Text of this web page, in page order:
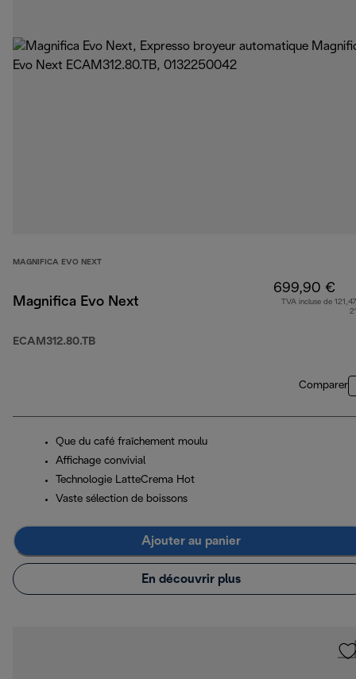
MAGNIFICA EVO NEXT
Magnifica Evo Next
ECAM312.80.TB
699,90 €
TVA incluse de
Comparer
Que du café fraîchement moulu
Affichage convivial
Technologie LatteCrema Hot
Vaste sélection de boissons
Ajouter au panier
En découvrir plus